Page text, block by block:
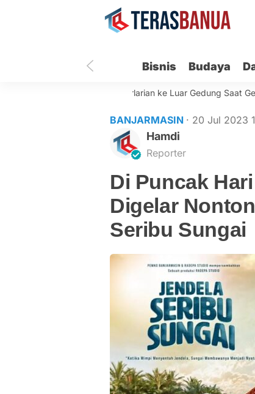
Bisnis Budaya
Pemko Banjarmasin Berlarian ke Luar Gedung Saat Gempa
BANJARMASIN · 20 Jul 2023
Hamdi
Reporter
Di Puncak
Digelar
Seribu Sungai